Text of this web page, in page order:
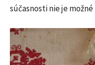
súčasnosti nie je